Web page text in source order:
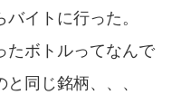
イトに行った。
たボトルってなんで
同じ銘柄、、、